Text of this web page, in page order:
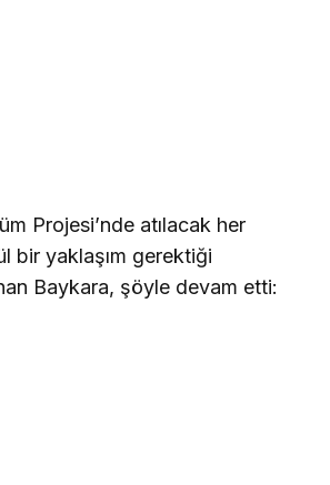
Projesi’nde atılacak her
bir yaklaşım gerektiği
Baykara, şöyle devam etti: